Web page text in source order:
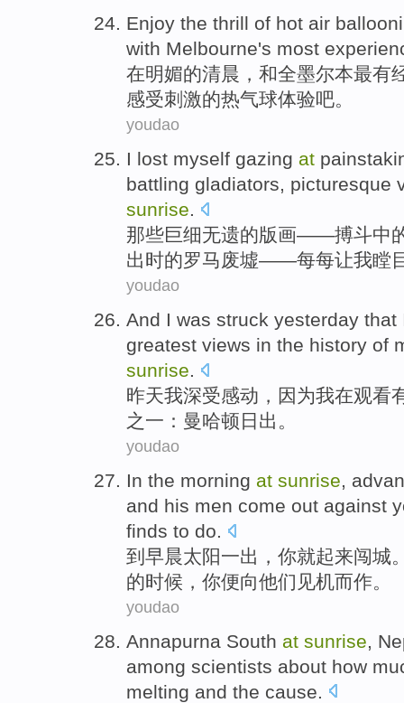
Enjoy the thrill of hot air
with Melbourne's most
在明媚的清晨， 和全墨尔本最有
感受刺激的热气球体验吧。
youdao
I lost myself gazing at
battling gladiators, picturesque
sunrise.
那些巨细无遗的版画——搏斗中
出时的罗马废墟——每每让我瞠
youdao
And I was struck yesterday that
greatest views in the history of
sunrise.
昨天我深受感动， 因为我在观看
之一 ：曼哈顿日出。
youdao
In the morning at sunrise,
and his men come out against
finds to do.
到 早晨太阳一出， 你就起来闯城
的时候， 你便向他们见机而作。
youdao
Annapurna South at sunrise
among scientists about how
melting and the cause